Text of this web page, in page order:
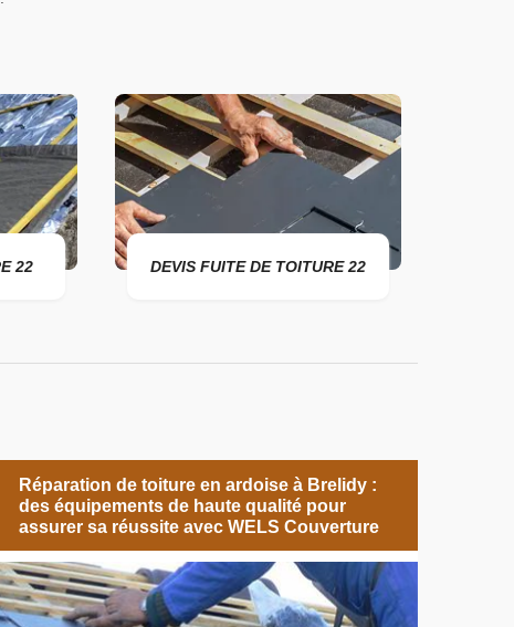
DEVIS FUITE DE TOITURE 22
Réparation de toiture en ardoise à Brelidy :
des équipements de haute qualité pour
assurer sa réussite avec WELS Couverture